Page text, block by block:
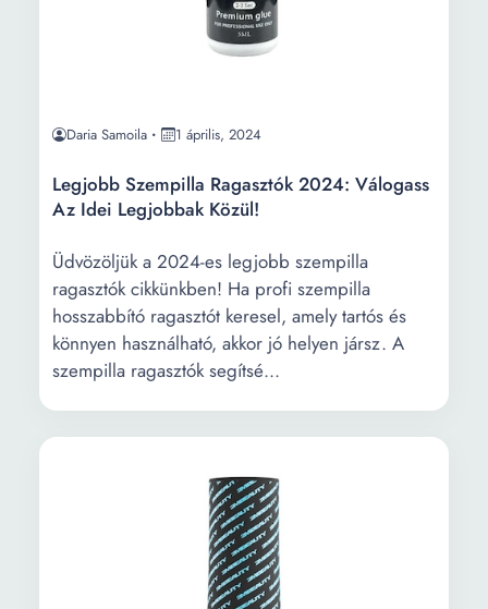
Daria Samoila 1 április, 2024
Legjobb Szempilla Ragasztók 2024: Válogass
Az Idei Legjobbak Közül!
Üdvözöljük a 2024-es legjobb szempilla
ragasztók cikkünkben! Ha profi szempilla
hosszabbító ragasztót keresel, amely tartós és
könnyen használható, akkor jó helyen jársz. A
szempilla ragasztók segítsé...